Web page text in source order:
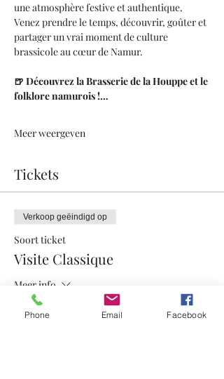
une atmosphère festive et authentique.
Venez prendre le temps, découvrir, goûter et
partager un vrai moment de culture
brassicole au cœur de Namur.
🍺 Découvrez la Brasserie de la Houppe et le
folklore namurois !…
Meer weergeven
Tickets
Verkoop geëindigd op
Soort ticket
Visite Classique
Meer info
Prijs
Phone Email Facebook